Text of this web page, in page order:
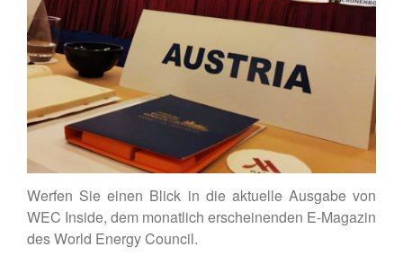
Kontakt
DE
Werfen Sie einen Blick in die aktuelle Ausgabe von
WEC Inside, dem monatlich erscheinenden E-Magazin
des World Energy Council.